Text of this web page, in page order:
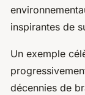
inspirantes de
Un exemple
décennies de